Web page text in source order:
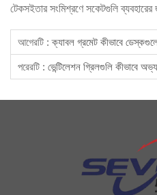
টেকসইতার সংমিশ্রণে সকেটগুলি
আগেরটি : ক্যাবল গ্রমেট কীভাবে
পরেরটি : ভেন্টিলেশন গ্রিলগুলি কীভাবে